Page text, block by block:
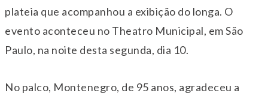
plateia que acompanhou a exibição do longa. O
evento aconteceu no Theatro Municipal, em São
Paulo, na noite desta segunda, dia 10.
No palco, Montenegro, de 95 anos, agradeceu a